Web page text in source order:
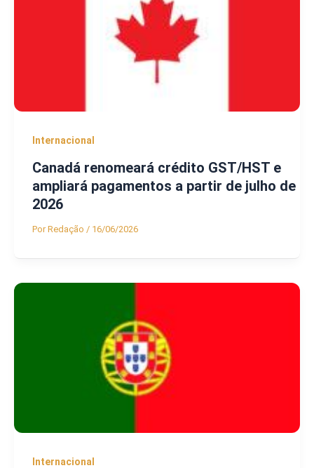
Internacional
Canadá renomeará crédito GST/HST e
ampliará pagamentos a partir de julho de
2026
PorRedação / 16/06/2026
Internacional